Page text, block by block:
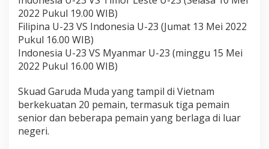
2022 Pukul 19.00 WIB)
Filipina U-23 VS Indonesia U-23 (Jumat 13 Mei 2022
Pukul 16.00 WIB)
Indonesia U-23 VS Myanmar U-23 (minggu 15 Mei
2022 Pukul 16.00 WIB)
Skuad Garuda Muda yang tampil di Vietnam
berkekuatan 20 pemain, termasuk tiga pemain
senior dan beberapa pemain yang berlaga di luar
negeri.